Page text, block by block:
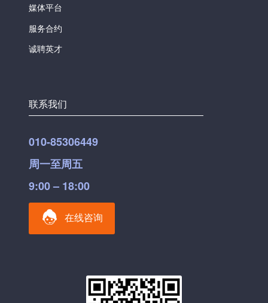
媒体平台
服务合约
诚聘英才
联系我们
010-85306449
周一至周五
9:00 – 18:00
在线咨询